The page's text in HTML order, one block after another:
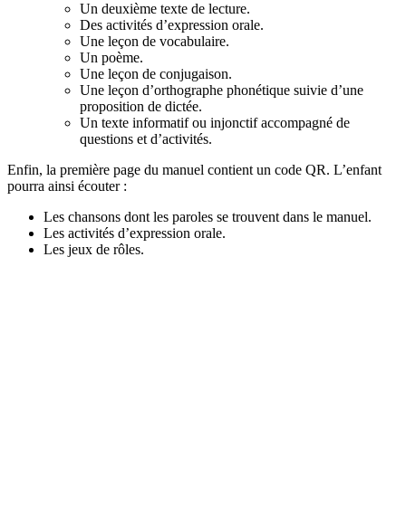
Un deuxième texte de lecture.
Des activités d’expression orale.
Une leçon de vocabulaire.
Un poème.
Une leçon de conjugaison.
Une leçon d’orthographe phonétique suivie d’une
proposition de dictée.
Un texte informatif ou injonctif accompagné de
questions et d’activités.
Enfin, la première page du manuel contient un code QR. L’enfant
pourra ainsi écouter :
Les chansons dont les paroles se trouvent dans le manuel.
Les activités d’expression orale.
Les jeux de rôles.